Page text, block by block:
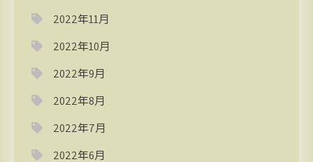
2022年11月
2022年10月
2022年9月
2022年8月
2022年7月
2022年6月